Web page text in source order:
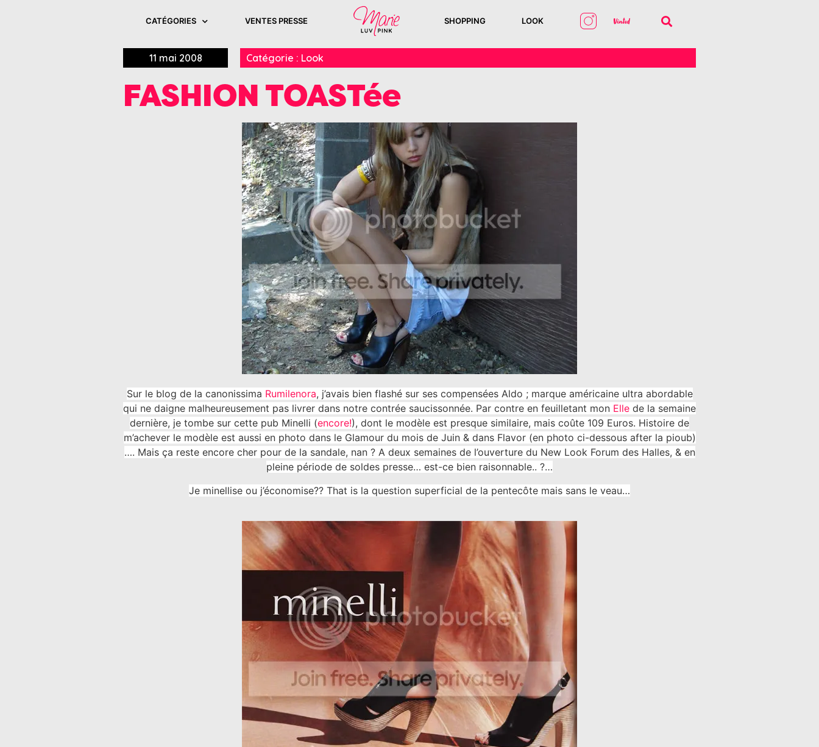
CATÉGORIES VENTES PRESSE SHOPPING LOOK
11 mai 2008 Catégorie : Look
FASHION TOASTée
Sur le blog de la canonissima Rumilenora, j’avais bien flashé sur ses compensées Aldo ; marque américaine ultra abordable
qui ne daigne malheureusement pas livrer dans notre contrée saucissonnée. Par contre en feuilletant mon Elle de la semaine
dernière, je tombe sur cette pub Minelli (encore!), dont le modèle est presque similaire, mais coûte 109 Euros. Histoire de
m’achever le modèle est aussi en photo dans le Glamour du mois de Juin & dans Flavor (en photo ci-dessous after la pioub)
…. Mais ça reste encore cher pour de la sandale, nan ? A deux semaines de l’ouverture du New Look Forum des Halles, & en
pleine période de soldes presse… est-ce bien raisonnable.. ?…
Je minellise ou j’économise?? That is la question superficial de la pentecôte mais sans le veau…